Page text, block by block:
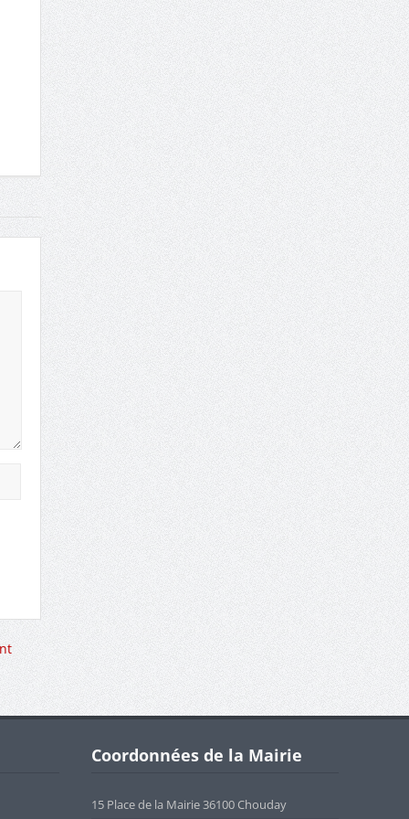
Coordonnées de la Mairie
15 Place de la Mairie 36100 Chouday